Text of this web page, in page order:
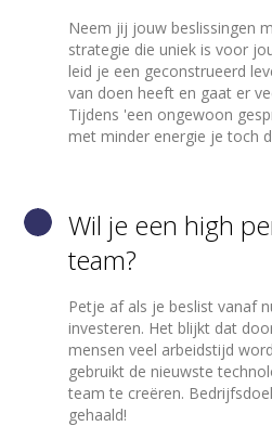
Neem jij jouw beslissingen
strategie die uniek is voor
leid je een geconstrueerd
van doen heeft en gaat er
Tijdens 'een ongewoon
met minder energie je toch
Wil je een high
team?
Petje af als je beslist vanaf
investeren. Het blijkt dat
mensen veel arbeidstijd
gebruikt de nieuwste
team te creëren.
gehaald!